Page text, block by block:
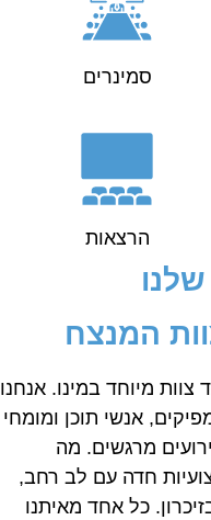
סמינרים
הרצאות
המנצח
מיוחד במינו. אנחנו
אנשי תוכן ומומחי
מרגשים. מה
חדה עם לב רחב,
כל אחד מאיתנו